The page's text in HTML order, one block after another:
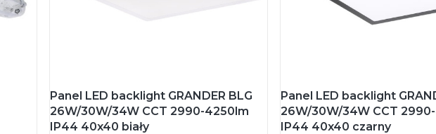
Panel LED backlight GRANDER BLG
26W/30W/34W CCT 2990-4250lm
IP44 40x40 biały
Panel LED backlight
26W/30W/34W CCT
IP44 40x40 czarny